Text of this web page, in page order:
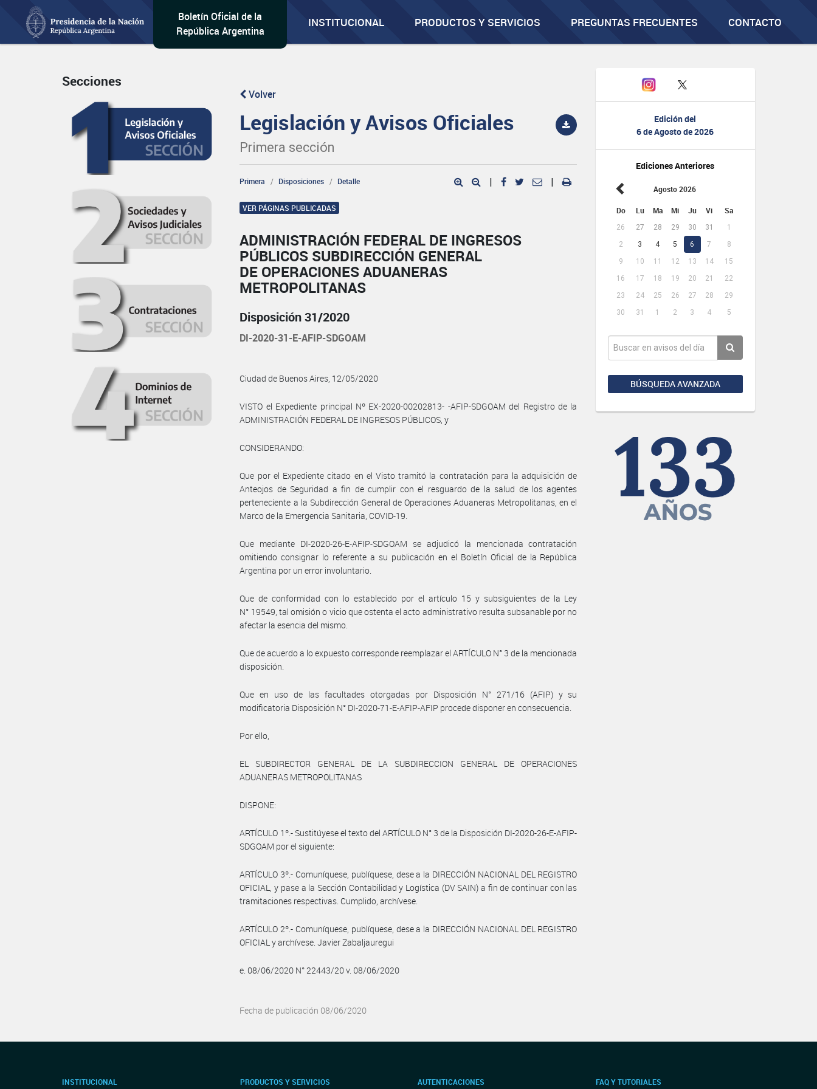
Boletín Oficial de la
República Argentina
INSTITUCIONAL PRODUCTOS Y SERVICIOS PREGUNTAS FRECUENTES CONTACTO
Edición del
6 de Agosto de 2026
Ediciones Anteriores
Agosto 2026
Do Lu Ma Mi Ju Vi Sa
26 27 28 29 30 31
1
2
3 4 5 6 7
8
9
10 11 12 13 14
15
16
17 18 19 20 21
22
23
24 25 26 27 28
29
30
31 1 2 3 4 5
BÚSQUEDA AVANZADA
Secciones
Volver
Legislación y Avisos Oficiales
Primera sección
Primera Disposiciones Detalle | |
VER PÁGINAS PUBLICADAS
ADMINISTRACIÓN FEDERAL DE INGRESOS
PÚBLICOS SUBDIRECCIÓN GENERAL
DE OPERACIONES ADUANERAS
METROPOLITANAS
Disposición 31/2020
DI-2020-31-E-AFIP-SDGOAM
Ciudad de Buenos Aires, 12/05/2020
VISTO el Expediente principal Nº EX-2020-00202813- -AFIP-SDGOAM del Registro de la
ADMINISTRACIÓN FEDERAL DE INGRESOS PÚBLICOS, y
CONSIDERANDO:
Que por el Expediente citado en el Visto tramitó la contratación para la adquisición de
Anteojos de Seguridad a fin de cumplir con el resguardo de la salud de los agentes
perteneciente a la Subdirección General de Operaciones Aduaneras Metropolitanas, en el
Marco de la Emergencia Sanitaria, COVID-19.
Que mediante DI-2020-26-E-AFIP-SDGOAM se adjudicó la mencionada contratación
omitiendo consignar lo referente a su publicación en el Boletín Oficial de la República
Argentina por un error involuntario.
Que de conformidad con lo establecido por el artículo 15 y subsiguientes de la Ley
N° 19549, tal omisión o vicio que ostenta el acto administrativo resulta subsanable por no
afectar la esencia del mismo.
Que de acuerdo a lo expuesto corresponde reemplazar el ARTÍCULO N° 3 de la mencionada
disposición.
Que en uso de las facultades otorgadas por Disposición N° 271/16 (AFIP) y su
modificatoria Disposición N° DI-2020-71-E-AFIP-AFIP procede disponer en consecuencia.
Por ello,
EL SUBDIRECTOR GENERAL DE LA SUBDIRECCION GENERAL DE OPERACIONES
ADUANERAS METROPOLITANAS
DISPONE:
ARTÍCULO 1º.- Sustitúyese el texto del ARTÍCULO N° 3 de la Disposición DI-2020-26-E-AFIP-
SDGOAM por el siguiente:
ARTÍCULO 3º.- Comuníquese, publíquese, dese a la DIRECCIÓN NACIONAL DEL REGISTRO
OFICIAL, y pase a la Sección Contabilidad y Logística (DV SAIN) a fin de continuar con las
tramitaciones respectivas. Cumplido, archívese.
ARTÍCULO 2º.- Comuníquese, publíquese, dese a la DIRECCIÓN NACIONAL DEL REGISTRO
OFICIAL y archívese. Javier Zabaljauregui
e. 08/06/2020 N° 22443/20 v. 08/06/2020
Fecha de publicación 08/06/2020
INSTITUCIONAL PRODUCTOS Y SERVICIOS AUTENTICACIONES FAQ Y TUTORIALES